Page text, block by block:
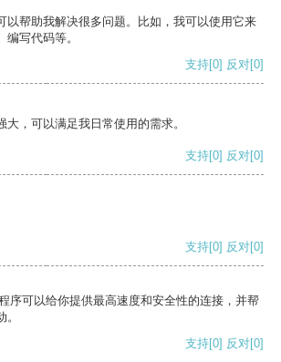
以帮助我解决很多问题。比如，我可以使用它来
写代码等。
支持[0] 反对[0]
，可以满足我日常使用的需求。
支持[0] 反对[0]
支持[0] 反对[0]
序可以给你提供最高速度和安全性的连接，并帮
支持[0] 反对[0]